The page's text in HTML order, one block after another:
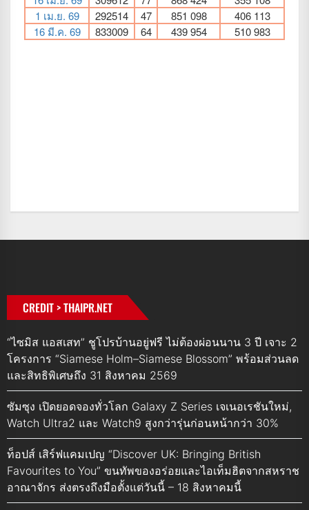
CREDIT > THAIPR.NET
“ไซมิส แอสเสท” ชูโปรบ้านอยู่ฟรี ไม่ต้องผ่อนนาน 3 ปี เจาะ 2
โครงการ “Siamese Holm–Siamese Blossom” พร้อมส่วนลด
และสิทธิพิเศษถึง 31 สิงหาคม 2569
ซัมซุง เปิดยอดจองทั่วโลก Galaxy Z Series เจเนอเรชันใหม่,
Watch Ultra2 และ Watch9 สูงกว่ารุ่นก่อนหน้ากว่า 30%
ท็อปส์ เสิร์ฟแคมเปญ “Discover UK: Bringing British
Favourites to You” ขนทัพของอร่อยและไอเท็มฮิตจากสหราช
อาณาจักร ส่งตรงถึงมือตั้งแต่วันนี้ – 18 สิงหาคมนี้